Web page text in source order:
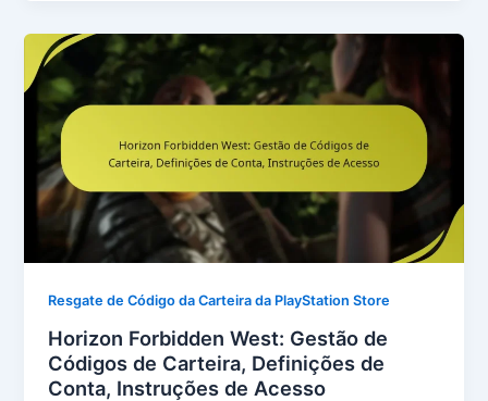
Resgate de Código da Carteira da PlayStation Store
Horizon Forbidden West: Gestão de
Códigos de Carteira, Definições de
Conta, Instruções de Acesso